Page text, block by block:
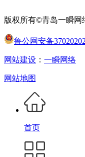
版权所有©青岛一瞬网
鲁公网安备
网站建设 ： 一瞬网络
网站地图
首页